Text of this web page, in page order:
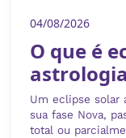
04/08/2026
O que é
Um eclipse solar
sua fase Nova,
total ou